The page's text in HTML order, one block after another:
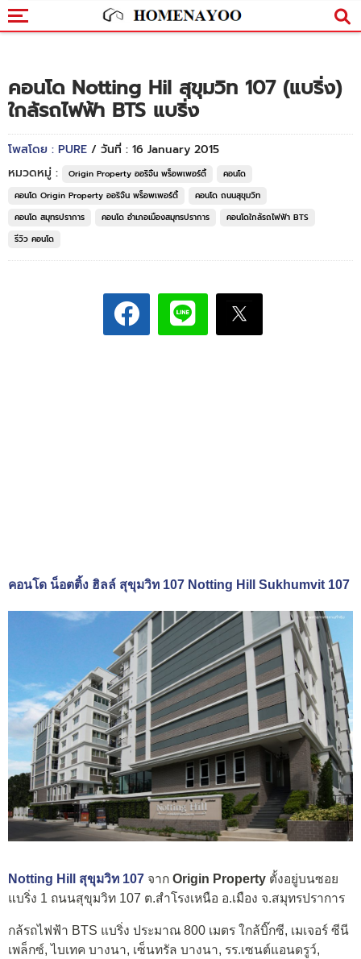
คอนโด Notting Hil สุขุมวิท 107 (แบริ่ง)
ใกล้รถไฟฟ้า BTS แบริ่ง
โพสโดย : PURE / วันที่ : 16 January 2015
หมวดหมู่ :
Origin Property ออริจิ้น พร็อพเพอร์ตี้
คอนโด
คอนโด Origin Property ออริจิ้น พร็อพเพอร์ตี้
คอนโด ถนนสุขุมวิท
คอนโด สมุทรปราการ
คอนโด อำเภอเมืองสมุทรปราการ
คอนโดใกล้รถไฟฟ้า BTS
รีวิว คอนโด
คอนโด น็อตติ้ง ฮิลล์ สุขุมวิท 107 Notting Hill Sukhumvit 107
Notting Hill สุขุมวิท 107 จาก Origin Property ตั้งอยู่บนซอย
แบริ่ง 1 ถนนสุขุมวิท 107 ต.สำโรงเหนือ อ.เมือง จ.สมุทรปราการ
กล้รถไฟฟ้า BTS แบริ่ง ประมาณ 800 เมตร ใกล้บิ๊กซี, เมเจอร์ ซีนี
เพล็กซ์, ไบเทค บางนา, เซ็นทรัล บางนา, รร.เซนต์แอนดรูว์,